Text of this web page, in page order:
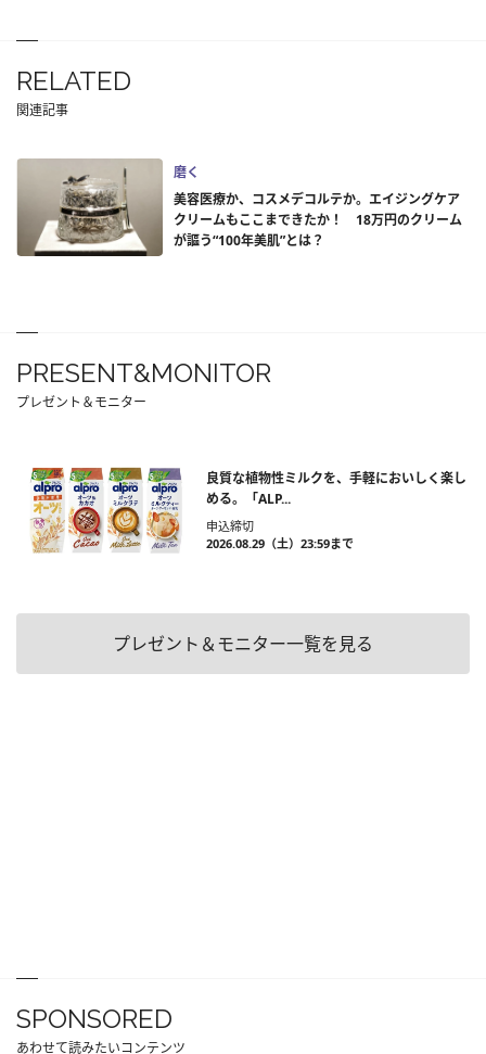
RELATED
関連記事
磨く
美容医療か、コスメデコルテか。エイジングケア
クリームもここまできたか！ 18万円のクリーム
が謳う“100年美肌”とは？
PRESENT&MONITOR
プレゼント＆モニター
良質な植物性ミルクを、手軽においしく楽し
める。「ALP...
申込締切
2026.08.29（土）23:59まで
プレゼント＆モニター一覧を見る
SPONSORED
あわせて読みたいコンテンツ